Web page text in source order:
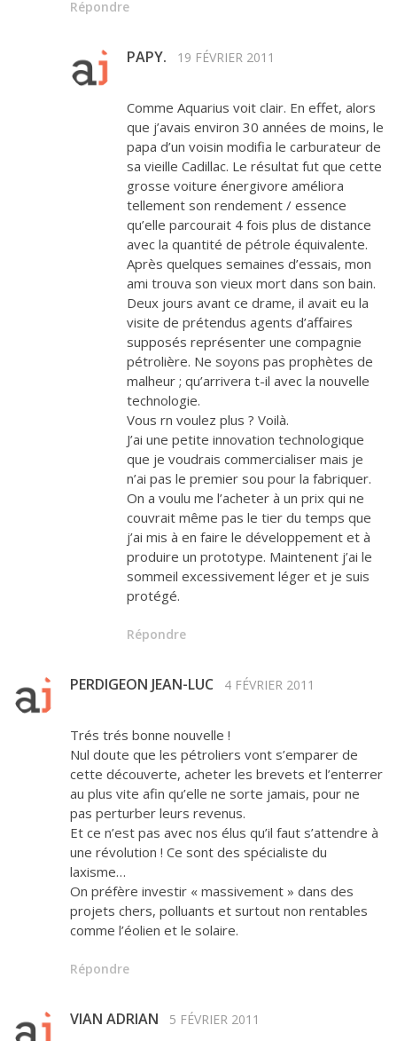
Répondre
PAPY. 19 FÉVRIER 2011
Comme Aquarius voit clair. En effet, alors
que j’avais environ 30 années de moins, le
papa d’un voisin modifia le carburateur de
sa vieille Cadillac. Le résultat fut que cette
grosse voiture énergivore améliora
tellement son rendement / essence
qu’elle parcourait 4 fois plus de distance
avec la quantité de pétrole équivalente.
Après quelques semaines d’essais, mon
ami trouva son vieux mort dans son bain.
Deux jours avant ce drame, il avait eu la
visite de prétendus agents d’affaires
supposés représenter une compagnie
pétrolière. Ne soyons pas prophètes de
malheur ; qu’arrivera t-il avec la nouvelle
technologie.
Vous rn voulez plus ? Voilà.
J’ai une petite innovation technologique
que je voudrais commercialiser mais je
n’ai pas le premier sou pour la fabriquer.
On a voulu me l’acheter à un prix qui ne
couvrait même pas le tier du temps que
j’ai mis à en faire le développement et à
produire un prototype. Maintenent j’ai le
sommeil excessivement léger et je suis
protégé.
Répondre
PERDIGEON JEAN-LUC 4 FÉVRIER 2011
Trés trés bonne nouvelle !
Nul doute que les pétroliers vont s’emparer de
cette découverte, acheter les brevets et l’enterrer
au plus vite afin qu’elle ne sorte jamais, pour ne
pas perturber leurs revenus.
Et ce n’est pas avec nos élus qu’il faut s’attendre à
une révolution ! Ce sont des spécialiste du
laxisme…
On préfère investir « massivement » dans des
projets chers, polluants et surtout non rentables
comme l’éolien et le solaire.
Répondre
VIAN ADRIAN 5 FÉVRIER 2011